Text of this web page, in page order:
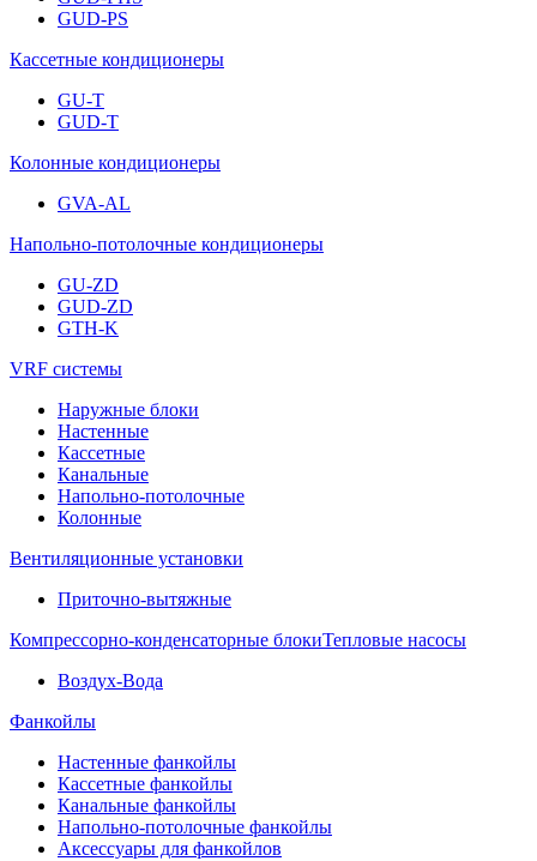
GUD-PS
Кассетные кондиционеры
GU-T
GUD-T
Колонные кондиционеры
GVA-AL
Напольно-потолочные кондиционеры
GU-ZD
GUD-ZD
GTH-K
VRF системы
Наружные блоки
Настенные
Кассетные
Канальные
Напольно-потолочные
Колонные
Вентиляционные установки
Приточно-вытяжные
Компрессорно-конденсаторные блокиТепловые насосы
Воздух-Вода
Фанкойлы
Настенные фанкойлы
Кассетные фанкойлы
Канальные фанкойлы
Напольно-потолочные фанкойлы
Аксессуары для фанкойлов